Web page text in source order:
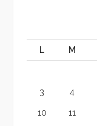
L M
3 4
10 11